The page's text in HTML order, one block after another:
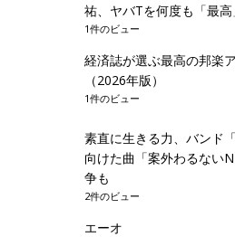
祐、ヤバTを何度も「最
1件のビュー
経済誌が選ぶ最高の邦楽
（2026年版）
1件のビュー
素直に生きる力、バンド
向けた曲「案外わるな
争も
2件のビュー
エーオ